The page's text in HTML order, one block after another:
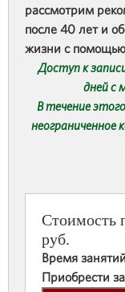
рассмотрим
после 40 лет и
жизни с
Доступ к
дней с
В течение
неограниченное
Стоимость
руб.
Время
Приобрести